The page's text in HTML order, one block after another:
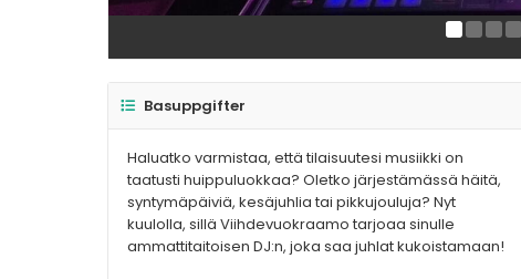
Basuppgifter
Haluatko varmistaa, että tilaisuutesi musiikki on
taatusti huippuluokkaa? Oletko järjestämässä häitä,
syntymäpäiviä, kesäjuhlia tai pikkujouluja? Nyt
kuulolla, sillä Viihdevuokraamo tarjoaa sinulle
ammattitaitoisen DJ:n, joka saa juhlat kukoistamaan!